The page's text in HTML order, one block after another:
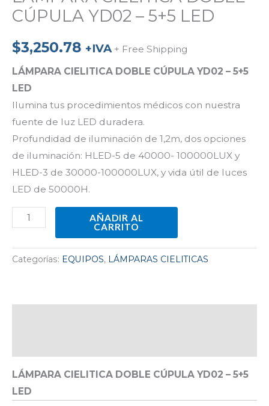
CÚPULA YD02 – 5+5 LED
$3,250.78 +IVA + Free Shipping
LÁMPARA CIELITICA DOBLE CÚPULA YD02 – 5+5
LED
Ilumina tus procedimientos médicos con nuestra
fuente de luz LED duradera.
Profundidad de iluminación de 1,2m, dos opciones
de iluminación: HLED-5 de 40000- 100000LUX y
HLED-3 de 30000-100000LUX, y vida útil de luces
LED de 50000H.
AÑADIR AL
CARRITO
Categorías: EQUIPOS, LÁMPARAS CIELITICAS
LÁMPARA CIELITICA DOBLE CÚPULA YD02 – 5+5
LED